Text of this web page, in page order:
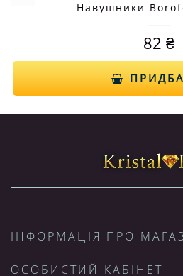
Навушники
82 ₴
ІНФОРМАЦІЯ ПРО
ОСОБИСТИЙ КАБІНЕТ